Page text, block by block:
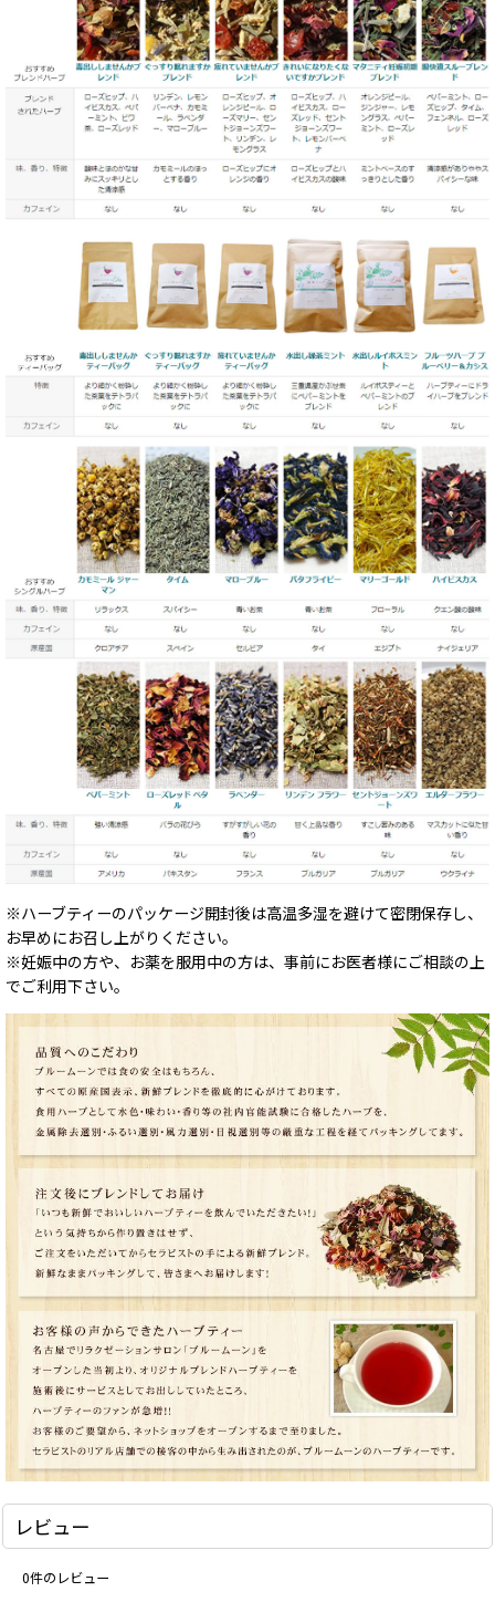
※ハーブティーのパッケージ開封後は高温多湿を避けて密閉保存し、
お早めにお召し上がりください。
※妊娠中の方や、お薬を服用中の方は、事前にお医者様にご相談の上
でご利用下さい。
レビュー
0件のレビュー